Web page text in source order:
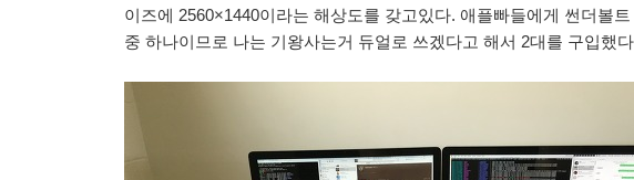
이즈에 2560×1440이라는 해상도를 갖고있다. 애플빠들에게 썬더볼
중 하나이므로 나는 기왕사는거 듀얼로 쓰겠다고 해서 2대를 구입했